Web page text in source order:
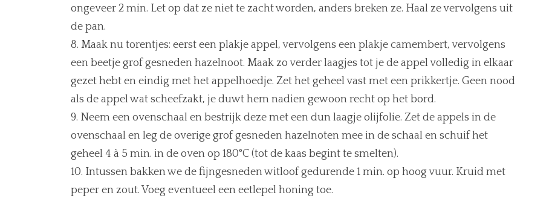
ongeveer 2 min. Let op dat ze niet te zacht worden, anders breken ze. Haal ze vervolgens uit
de pan.
Maak nu torentjes: eerst een plakje appel, vervolgens een plakje camembert, vervolgens
een beetje grof gesneden hazelnoot. Maak zo verder laagjes tot je de appel volledig in elkaar
gezet hebt en eindig met het appelhoedje. Zet het geheel vast met een prikkertje. Geen nood
als de appel wat scheefzakt, je duwt hem nadien gewoon recht op het bord.
Neem een ovenschaal en bestrijk deze met een dun laagje olijfolie. Zet de appels in de
ovenschaal en leg de overige grof gesneden hazelnoten mee in de schaal en schuif het
geheel 4 à 5 min. in de oven op 180°C (tot de kaas begint te smelten).
Intussen bakken we de fijngesneden witloof gedurende 1 min. op hoog vuur. Kruid met
peper en zout. Voeg eventueel een eetlepel honing toe.